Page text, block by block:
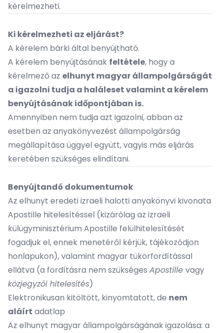
kérelmezheti.
Ki kérelmezheti az eljárást?
A kérelem bárki által benyújtható.
A kérelem benyújtásának feltétele, hogy a
kérelmező az elhunyt magyar állampolgárságát
a igazolni tudja a haláleset valamint a kérelem
benyújtásának időpontjában is.
Amennyiben nem tudja azt igazolni, abban az
esetben az anyakönyvezést állampolgárság
megállapítása üggyel együtt, vagyis más eljárás
keretében szükséges elindítani.
Benyújtandó dokumentumok
Az elhunyt eredeti izraeli halotti anyakönyvi kivonata
Apostille hitelesítéssel (kizárólag az izraeli
külügyminisztérium Apostille felülhitelesítését
fogadjuk el, ennek menetéről kérjük, tájékozódjon
honlapukon), valamint magyar tükörfordítással
ellátva (a fordításra nem szükséges Apostille vagy
közjegyzői hitelesítés)
Elektronikusan kitöltött, kinyomtatott, de nem
aláírt adatlap
Az elhunyt magyar állampolgárságának igazolása: a